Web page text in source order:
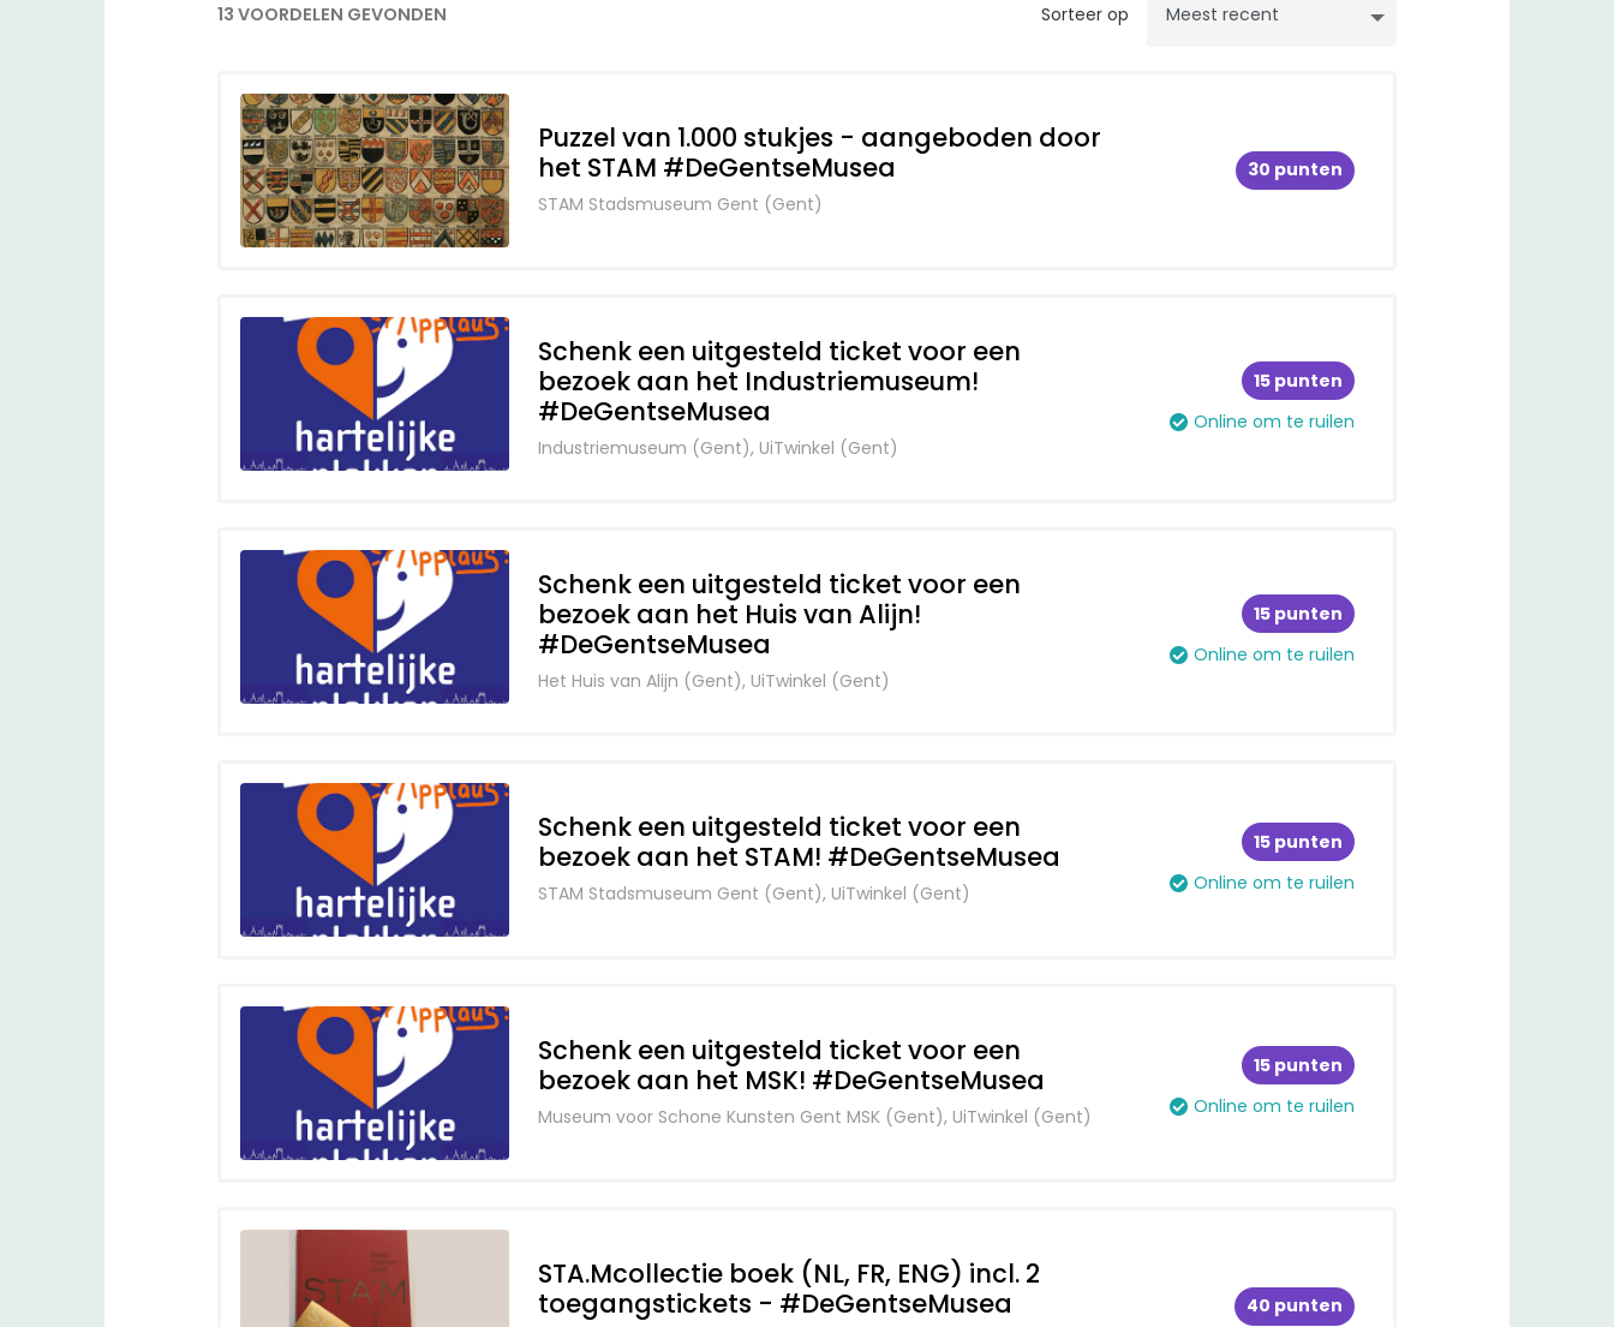
13 VOORDELEN GEVONDEN Sorteer op
Puzzel van 1.000 stukjes - aangeboden door
het STAM #DeGentseMusea
STAM Stadsmuseum Gent (Gent)
30 punten
Schenk een uitgesteld ticket voor een
bezoek aan het Industriemuseum!
#DeGentseMusea
Industriemuseum (Gent), UiTwinkel (Gent)
15 punten
Online om te ruilen
Schenk een uitgesteld ticket voor een
bezoek aan het Huis van Alijn!
#DeGentseMusea
Het Huis van Alijn (Gent), UiTwinkel (Gent)
15 punten
Online om te ruilen
Schenk een uitgesteld ticket voor een
bezoek aan het STAM! #DeGentseMusea
STAM Stadsmuseum Gent (Gent), UiTwinkel (Gent)
15 punten
Online om te ruilen
Schenk een uitgesteld ticket voor een
bezoek aan het MSK! #DeGentseMusea
Museum voor Schone Kunsten Gent MSK (Gent), UiTwinkel (Gent)
15 punten
Online om te ruilen
STA.Mcollectie boek (NL, FR, ENG) incl. 2
toegangstickets - #DeGentseMusea
40 punten